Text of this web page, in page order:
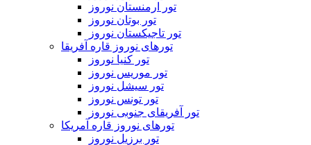
تور ارمنستان نوروز
تور بوتان نوروز
تور تاجیکستان نوروز
تورهای نوروز قاره آفریقا
تور کنیا نوروز
تور موریس نوروز
تور سیشل نوروز
تور تونس نوروز
تور آفریقای جنوبی نوروز
تورهای نوروز قاره آمریکا
تور برزیل نوروز